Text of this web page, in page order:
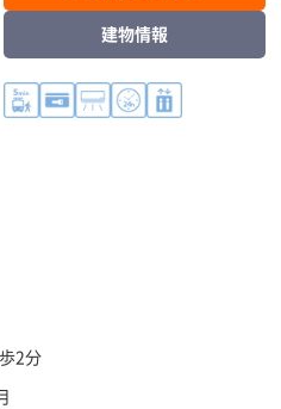
2分
建物情報